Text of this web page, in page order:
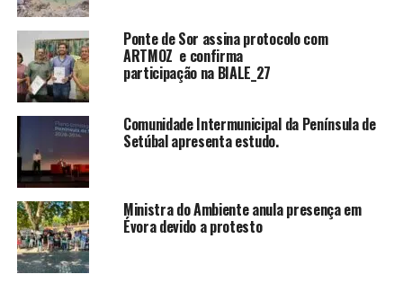
Ponte de Sor assina protocolo com
ARTMOZ e confirma
participação na BIALE_27
Comunidade Intermunicipal da Península de
Setúbal apresenta estudo.
Ministra do Ambiente anula presença em
Évora devido a protesto